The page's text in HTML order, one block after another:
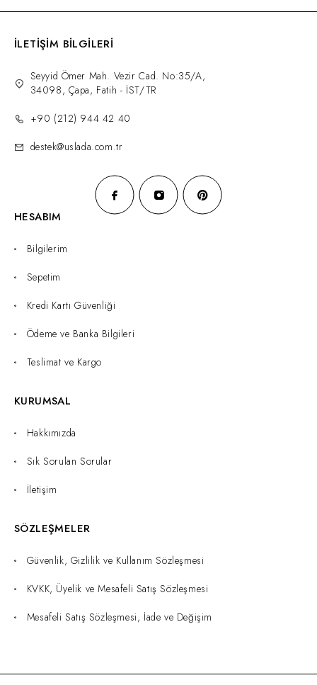
İLETİŞİM BİLGİLERİ
Seyyid Ömer Mah. Vezir Cad. No:35/A,
34098, Çapa, Fatih - İST/TR
+90 (212) 944 42 40
destek@uslada.com.tr
HESABIM
Bilgilerim
Sepetim
Kredi Kartı Güvenliği
Ödeme ve Banka Bilgileri
Teslimat ve Kargo
KURUMSAL
Hakkımızda
Sık Sorulan Sorular
İletişim
SÖZLEŞMELER
Güvenlik, Gizlilik ve Kullanım Sözleşmesi
KVKK, Üyelik ve Mesafeli Satış Sözleşmesi
Mesafeli Satış Sözleşmesi, İade ve Değişim